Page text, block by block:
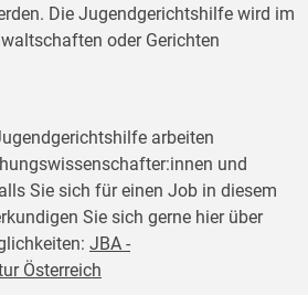
Die Jugendgerichtshilfe wird im
oder Gerichten
arbeiten
und
Sie sich für einen Job in diesem
Sie sich gerne hier über
JBA -
Österreich